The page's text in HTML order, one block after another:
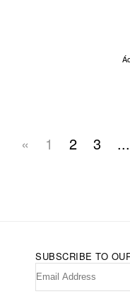
« 1 2 3 ...
SUBSCRIBE TO